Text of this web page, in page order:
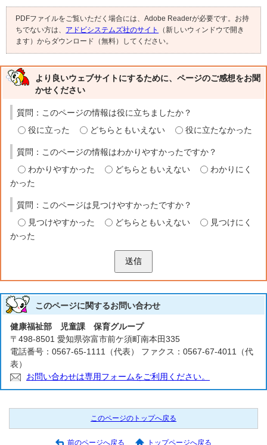
PDFファイルをご覧いただく場合には、Adobe Readerが必要です。お持
ちでない方は、 アドビシステムズ社のサイト
（新しいウィンドウで開き
ます）からダウンロード（無料）してください。
より良いウェブサイトにするために、ページのご感想をお聞
かせください
質問：このページの情報は役に立ちましたか？
役に立った
どちらともいえない 役に立たなかった
質問：このページの情報はわかりやすかったですか？
わかりやすかった
どちらともいえない
わかりにく
かった
質問：このページは見つけやすかったですか？
見つけやすかった
どちらともいえない
見つけにく
かった
送信
このページに関するお問い合わせ
健康福祉部 児童課 保育グループ
〒498-8501 愛知県弥富市前ケ須町南本田335
電話番号：0567-65-1111（代表） ファクス：0567-67-4011（代
表）
お問い合わせは専用フォームをご利用ください。
このページのトップへ戻る
前のページへ戻る トップページへ戻る